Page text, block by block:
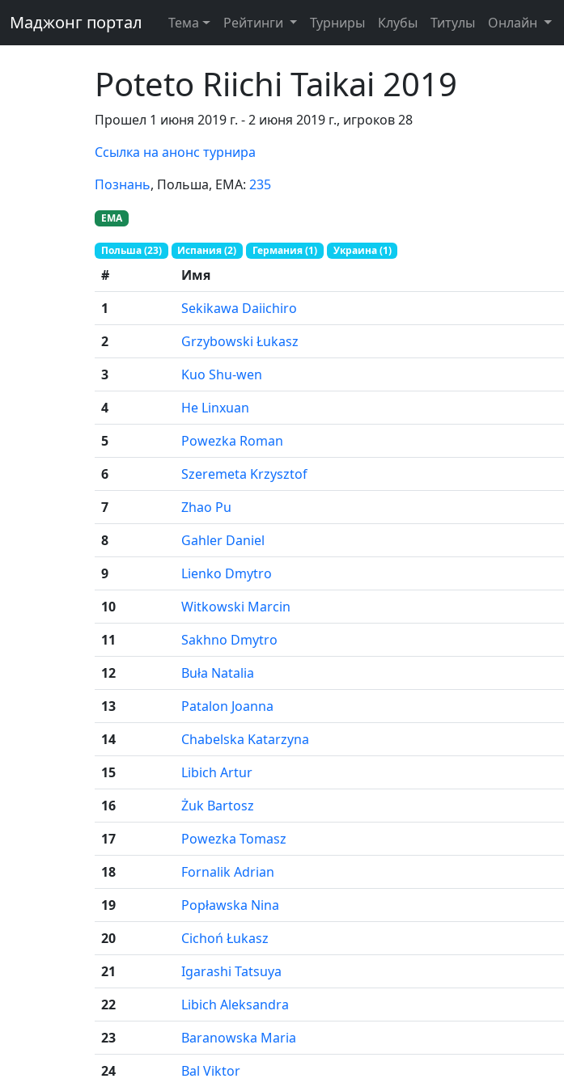
Маджонг портал Тема Рейтинги Турниры Клубы Титулы Онлайн
Poteto Riichi Taikai 2019
Прошел 1 июня 2019 г. - 2 июня 2019 г., игроков 28
Ссылка на анонс турнира
Познань, Польша, EMA: 235
EMA
Польша (23) Испания (2) Германия (1) Украина (1)
# Имя
1
Sekikawa Daiichiro
2
Grzybowski Łukasz
3
Kuo Shu-wen
4
He Linxuan
5
Powezka Roman
6
Szeremeta Krzysztof
7
Zhao Pu
8
Gahler Daniel
9
Lienko Dmytro
10
Witkowski Marcin
11
Sakhno Dmytro
12
Buła Natalia
13
Patalon Joanna
14
Chabelska Katarzyna
15
Libich Artur
16
Żuk Bartosz
17
Powezka Tomasz
18
Fornalik Adrian
19
Popławska Nina
20
Cichoń Łukasz
21
Igarashi Tatsuya
22
Libich Aleksandra
23
Baranowska Maria
24
Bal Viktor